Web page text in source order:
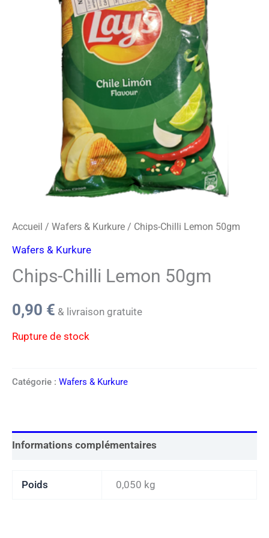
m
s
c
a
r
Accueil / Wafers & Kurkure / Chips-Chilli Lemon 50gm
Wafers & Kurkure
Chips-Chilli Lemon 50gm
0,90 € & livraison gratuite
Rupture de stock
Catégorie : Wafers & Kurkure
Informations complémentaires
Poids 0,050 kg